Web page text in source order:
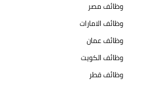
وظائف مصر
وظائف الامارات
وظائف عمان
وظائف الكويت
وظائف قطر